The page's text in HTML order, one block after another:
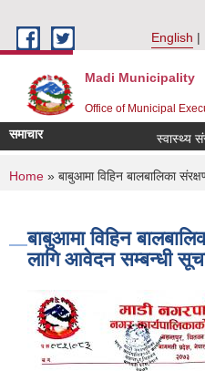
English
Madi Municipality
Office of Municipal
समाचार स्वास्थ्य
You are here
Home » बाबुआमा विहिन बालबालिका
बाबुआमा विहिन
लागि आवेदन सम्बन्धी